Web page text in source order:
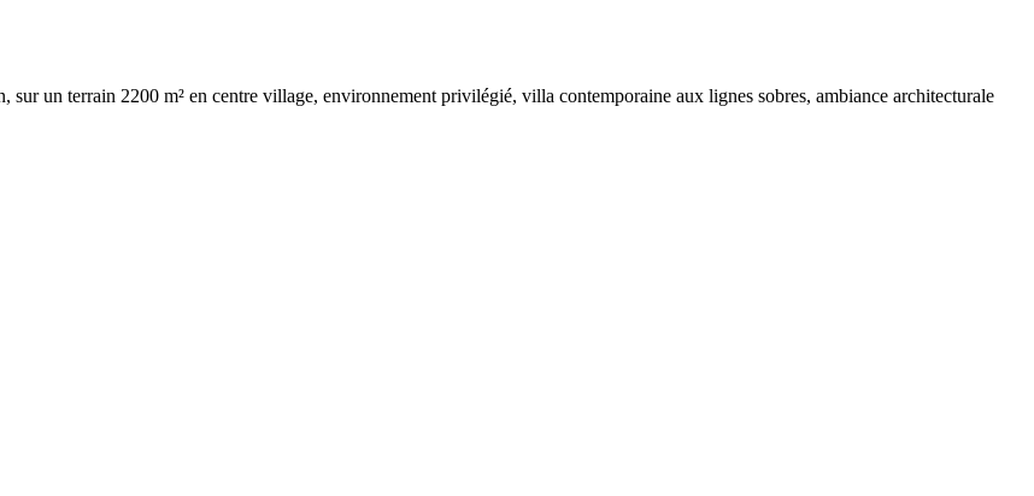
sur un terrain 2200 m² en centre village, environnement privilégié, villa contemporaine aux lignes sobres, ambiance architecturale